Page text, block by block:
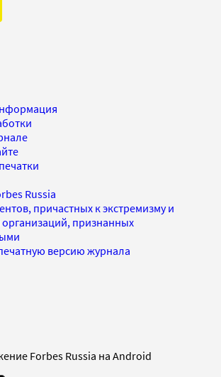
Russia
причастных к экстремизму и
признанных
версию журнала
Forbes Russia на Android